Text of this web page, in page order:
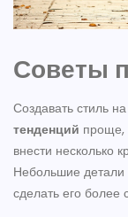
Советы
Создавать стиль
тенденций проще,
внести несколько
Небольшие детали
сделать его